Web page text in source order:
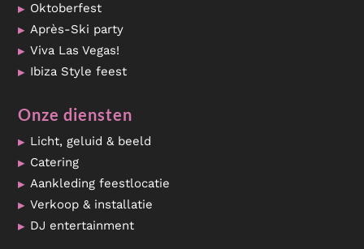
Oktoberfest
Après-Ski party
Viva Las Vegas!
Ibiza Style feest
Onze diensten
Licht, geluid & beeld
Catering
Aankleding feestlocatie
Verkoop & installatie
DJ entertainment